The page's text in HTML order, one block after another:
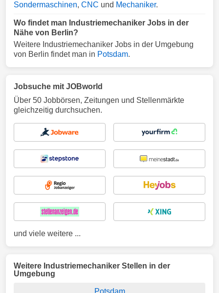
Sondermaschinen, CNC und Mechaniker.
Wo findet man Industriemechaniker Jobs in der
Nähe von Berlin?
Weitere Industriemechaniker Jobs in der Umgebung
von Berlin findet man in Potsdam.
Jobsuche mit JOBworld
Über 50 Jobbörsen, Zeitungen und Stellenmärkte
gleichzeitig durchsuchen.
und viele weitere ...
Weitere Industriemechaniker Stellen in der
Umgebung
Potsdam